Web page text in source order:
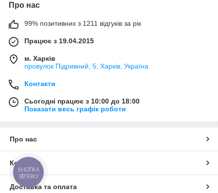
Про нас
99% позитивних з 1211 відгуків за рік
Працює з 19.04.2015
м. Харків
провулок Підривний, 5, Харків, Україна
Контакти
Сьогодні працює з 10:00 до 18:00
Показати весь графік роботи
Про нас
Контакти
Доставка та оплата
КНОПКА
ЗВ'ЯЗКУ